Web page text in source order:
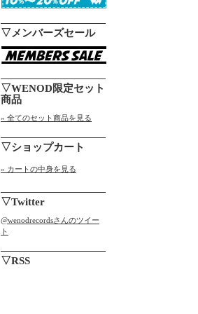
▽メンバーズセール
▽WENOD限定セット
商品
» 全てのセット商品を見る
▽ショップカート
» カートの中身を見る
▽Twitter
@wenodrecordsさんのツイー
ト
▽RSS